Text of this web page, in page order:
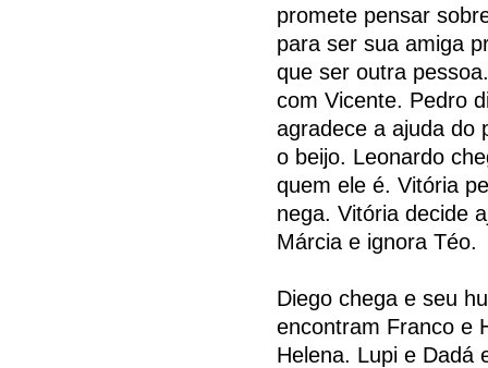
promete pensar
para ser sua amiga
que ser outra
com Vicente. Pedro
agradece a ajuda do
o beijo. Leonardo
quem ele é. Vitória
nega. Vitória decide
Márcia e ignora Téo.
Diego chega e seu
encontram Franco e
Helena. Lupi e Dadá